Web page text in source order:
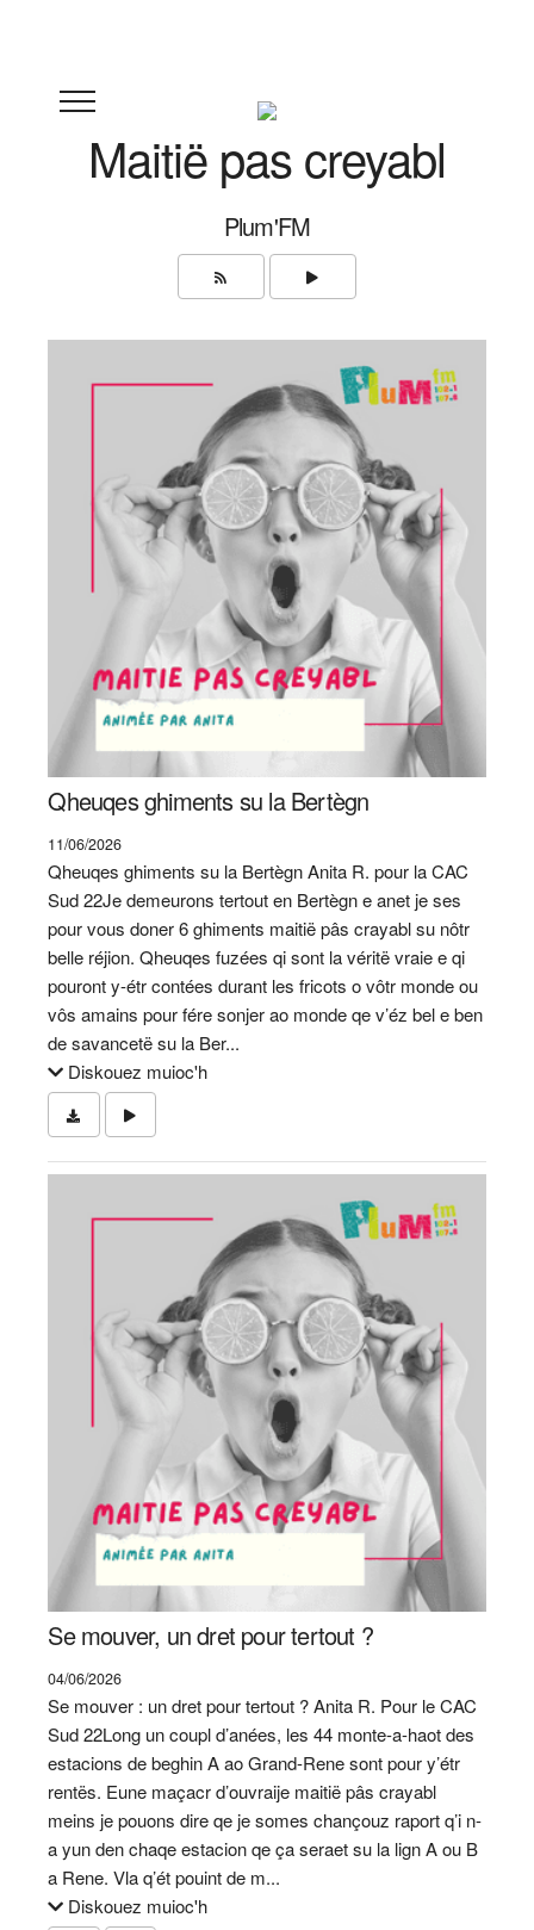
Maitië pas creyabl
Plum'FM
Qheuqes ghiments su la Bertègn
11/06/2026
Qheuqes ghiments su la Bertègn Anita R. pour la CAC
Sud 22Je demeurons tertout en Bertègn e anet je ses
pour vous doner 6 ghiments maitië pâs crayabl su nôtr
belle réjion. Qheuqes fuzées qi sont la véritë vraie e qi
pouront y-étr contées durant les fricots o vôtr monde ou
vôs amains pour fére sonjer ao monde qe v’éz bel e ben
de savancetë su la Ber...
Diskouez muioc'h
Se mouver, un dret pour tertout ?
04/06/2026
Se mouver : un dret pour tertout ? Anita R. Pour le CAC
Sud 22Long un coupl d’anées, les 44 monte-a-haot des
estacions de beghin A ao Grand-Rene sont pour y’étr
rentës. Eune maçacr d’ouvraije maitië pâs crayabl
meins je pouons dire qe je somes chançouz raport q’i n-
a yun den chaqe estacion qe ça seraet su la lign A ou B
a Rene. Vla q’ét pouint de m...
Diskouez muioc'h